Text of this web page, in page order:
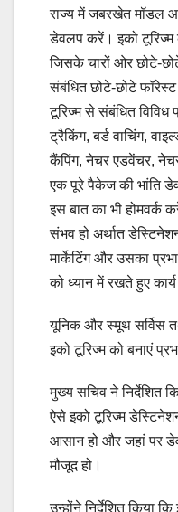
राज्य में जबरखेत मॉडल
डेवलप करें। इको टूरिज्म
जिसके चारों ओर छोटे-
संबंधित छोटे-छोटे
टूरिज्म से संबंधित विविध
ट्रैकिंग, बर्ड वाचिंग,
कैंपिंग, नेचर एडवेंचर, नेचर
एक पूरे पैकेज की भांति
इस बात का भी
संभव हो अर्थात
मार्केटिंग और उसका
को ध्यान में रखते हुए
यूनिक और स्मूथ सर्विस
इको टूरिज्म को बनाएं
मुख्य सचिव ने निर्देशित
ऐसे इको टूरिज्म
आसान हो और जहां पर
मौजूद हो।
उन्होंने निर्देशित किया